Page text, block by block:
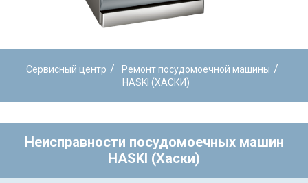
Сервисный центр / Ремонт посудомоечной машины /
HASKI (ХАСКИ)
Неисправности посудомоечных машин
HASKI (Хаски)